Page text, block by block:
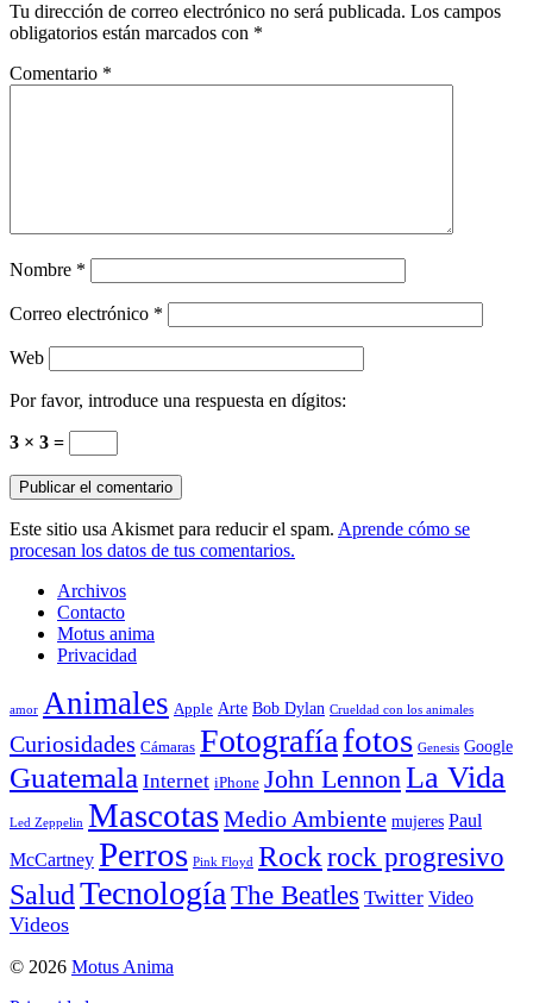
Tu dirección de correo electrónico no será publicada. Los campos
obligatorios están marcados con *
Comentario *
Nombre *
Correo electrónico *
Web
Por favor, introduce una respuesta en dígitos:
3 × 3 =
Este sitio usa Akismet para reducir el spam. Aprende cómo se
procesan los datos de tus comentarios.
Archivos
Contacto
Motus anima
Privacidad
amor Animales Apple Arte Bob Dylan Crueldad con los animales
Curiosidades Cámaras Fotografíafotos Genesis Google
Guatemala Internet iPhone John LennonLa Vida
Led Zeppelin MascotasMedio Ambiente mujeres Paul
McCartney Perros Pink Floyd Rockrock progresivo
SaludTecnologíaThe Beatles Twitter Video
Videos
© 2026 Motus Anima